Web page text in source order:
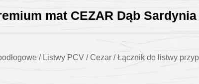
mat CEZAR Dąb
/ Listwy PCV / Cezar /Łącznik do listwy